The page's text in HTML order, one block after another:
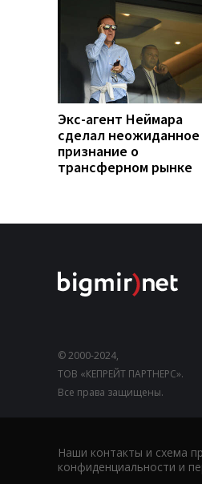
Экс-агент Неймара
сделал неожиданное
признание о
трансферном рынке
© 2000-2024,
ТОВ «КЕПРЕЙТ ПАРТНЕРС».
Все права защищены.
Наши контакты и схема
конфиденциальности и